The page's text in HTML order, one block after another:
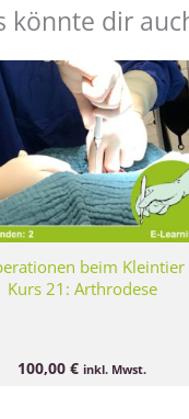
könnte dir
beim Kleintier
Kurs 21: Arthrodese
100,00€ inkl. Mwst.